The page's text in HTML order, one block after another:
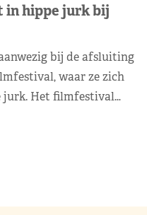
in hippe jurk bij
bij de afsluiting
waar ze zich
jurk. Het filmfestival…